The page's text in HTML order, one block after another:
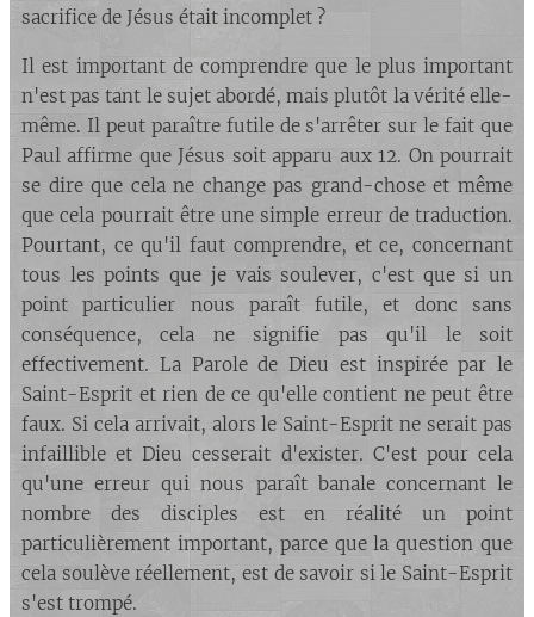
sacrifice de Jésus était incomplet ?
Il est important de comprendre que le plus important
n'est pas tant le sujet abordé, mais plutôt la vérité elle-
même. Il peut paraître futile de s'arrêter sur le fait que
Paul affirme que Jésus soit apparu aux 12. On pourrait
se dire que cela ne change pas grand-chose et même
que cela pourrait être une simple erreur de traduction.
Pourtant, ce qu'il faut comprendre, et ce, concernant
tous les points que je vais soulever, c'est que si un
point particulier nous paraît futile, et donc sans
conséquence, cela ne signifie pas qu'il le soit
effectivement. La Parole de Dieu est inspirée par le
Saint-Esprit et rien de ce qu'elle contient ne peut être
faux. Si cela arrivait, alors le Saint-Esprit ne serait pas
infaillible et Dieu cesserait d'exister. C'est pour cela
qu'une erreur qui nous paraît banale concernant le
nombre des disciples est en réalité un point
particulièrement important, parce que la question que
cela soulève réellement, est de savoir si le Saint-Esprit
s'est trompé.